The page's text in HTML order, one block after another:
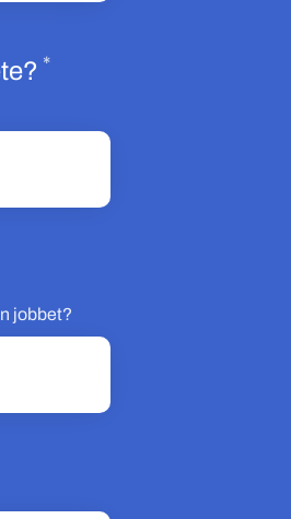
*Obligatoriskt
jobbet?